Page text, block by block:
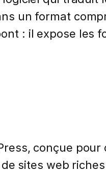
un format
: il expose les
conçue
sites web